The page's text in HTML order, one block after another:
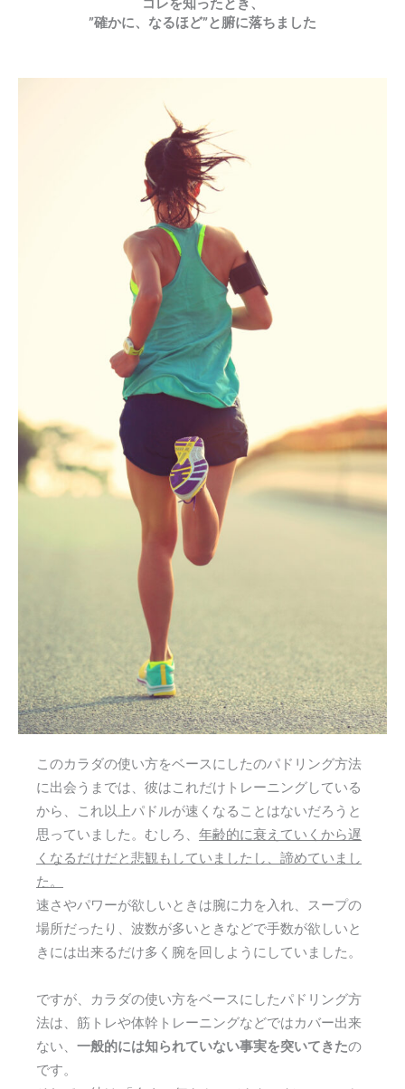
コレを知ったとき、
”確かに、なるほど”と腑に落ちました
このカラダの使い方をベースにしたのパドリング方法
に出会うまでは、彼はこれだけトレーニングしている
から、これ以上パドルが速くなることはないだろうと
思っていました。むしろ、 年齢的に衰えていくから遅
くなるだけだと悲観もしていましたし、諦めていまし
た。
速さやパワーが欲しいときは腕に力を入れ、スープの
場所だったり、波数が多いときなどで手数が欲しいと
きには出来るだけ多く腕を回しようにしていました。
ですが、カラダの使い方をベースにしたパドリング方
法は、筋トレや体幹トレーニングなどではカバー出来
ない、 一般的には知られていない事実を突いてきたの
です。